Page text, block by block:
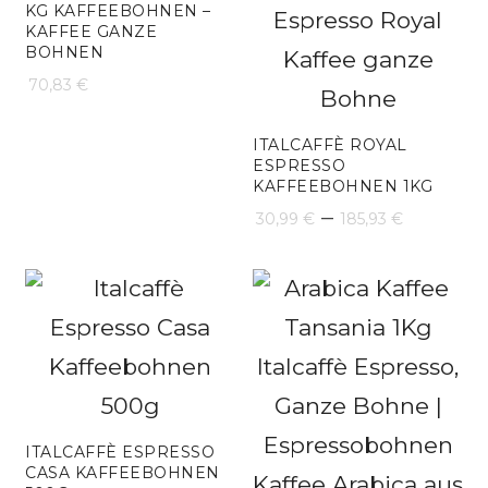
KG KAFFEEBOHNEN –
KAFFEE GANZE
BOHNEN
70,83 €
ITALCAFFÈ ROYAL
ESPRESSO
KAFFEEBOHNEN 1KG
30,99 € – 185,93 €
bis
185,93
ITALCAFFÈ ESPRESSO
CASA KAFFEEBOHNEN